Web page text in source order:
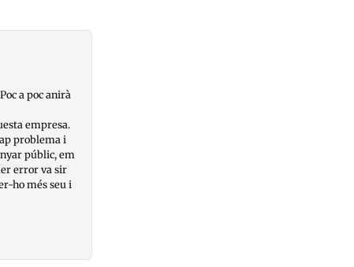
a poc anirà
empresa.
problema i
públic, em
error va sir
ho més seu i